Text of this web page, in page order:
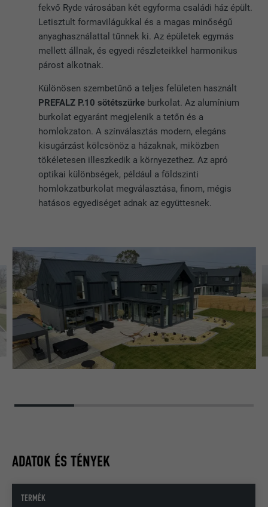
fekvő Ryde városában két egyforma családi ház épült.
Letisztult formavilágukkal és a magas minőségű
anyaghasználattal tűnnek ki. Az épületek egymás
mellett állnak, és egyedi részleteikkel harmonikus
párost alkotnak.
Különösen szembetűnő a teljes felületen használt
PREFALZ P.10 sötétszürke burkolat. Az alumínium
burkolat egyaránt megjelenik a tetőn és a
homlokzaton. A színválasztás modern, elegáns
kisugárzást kölcsönöz a házaknak, miközben
tökéletesen illeszkedik a környezethez. Az apró
optikai különbségek, például a földszinti
homlokzatburkolat megválasztása, finom, mégis
hatásos egyediséget adnak az együttesnek.
ADATOK ÉS TÉNYEK
TERMÉK